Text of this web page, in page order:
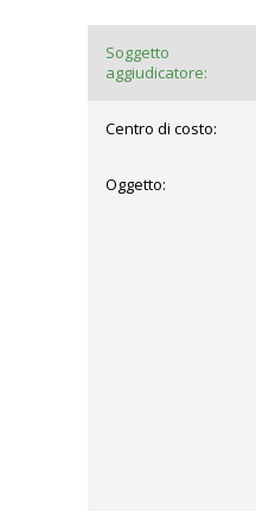
Soggetto
aggiudicatore:
Centro di costo:
Oggetto: